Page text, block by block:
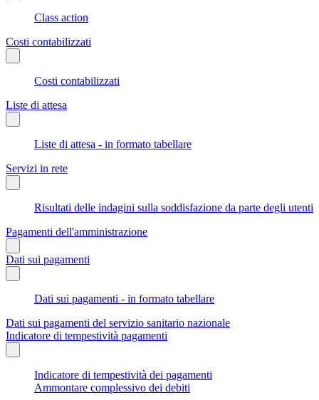
Class action
Costi contabilizzati
Costi contabilizzati
Liste di attesa
Liste di attesa - in formato tabellare
Servizi in rete
Risultati delle indagini sulla soddisfazione da parte degli utenti
Pagamenti dell'amministrazione
Dati sui pagamenti
Dati sui pagamenti - in formato tabellare
Dati sui pagamenti del servizio sanitario nazionale
Indicatore di tempestività pagamenti
Indicatore di tempestività dei pagamenti
Ammontare complessivo dei debiti